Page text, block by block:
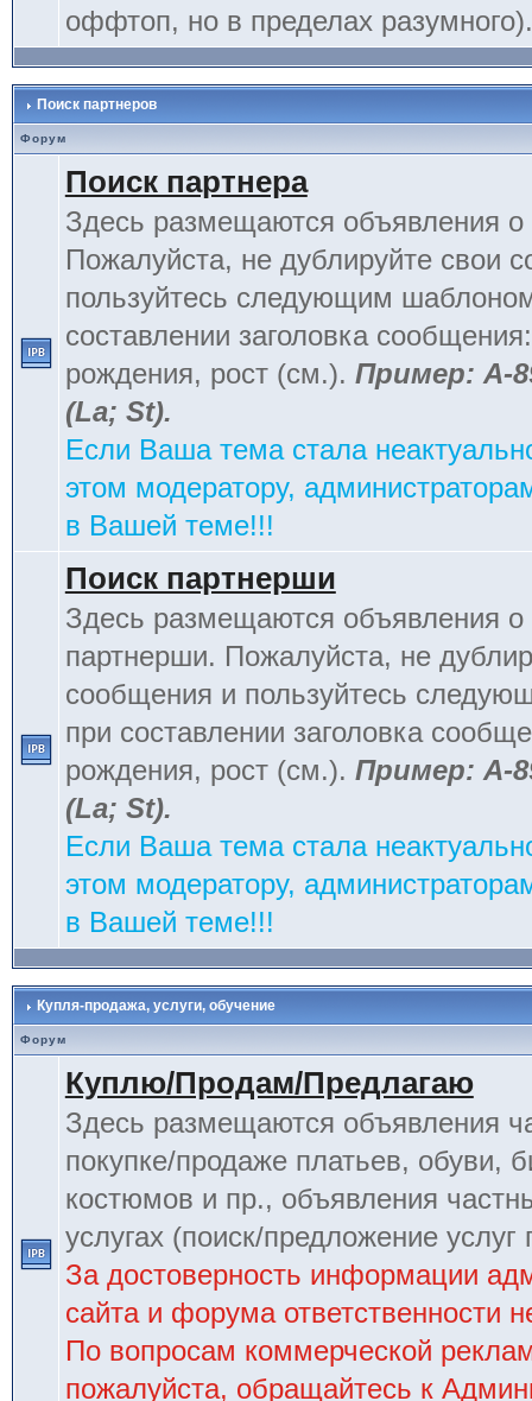
оффтоп, но в пределах разумного).
Поиск партнеров
Форум
Поиск партнера
Здесь размещаются объявления о
Пожалуйста, не дублируйте свои
пользуйтесь следующим
составлении заголовка
рождения, рост (см.). Пример: А-
(La; St).
Если Ваша тема стала
этом модератору,
в Вашей теме!!!
Поиск партнерши
Здесь размещаются объявления о
партнерши. Пожалуйста, не
сообщения и пользуйтесь
при составлении заголовка
рождения, рост (см.). Пример: А-
(La; St).
Если Ваша тема стала
этом модератору,
в Вашей теме!!!
Купля-продажа, услуги, обучение
Форум
Куплю/Продам/Предлагаю
Здесь размещаются объявления
покупке/продаже платьев, обуви,
костюмов и пр., объявления
услугах (поиск/предложение
За достоверность информации
сайта и форума ответственности
По вопросам коммерческой
пожалуйста, обращайтесь к